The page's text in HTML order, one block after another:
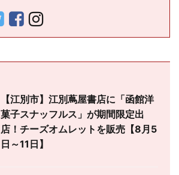
【江別市】江別蔦屋書店に「函館洋
菓子スナッフルス」が期間限定出
店！チーズオムレットを販売【8月5
日～11日】